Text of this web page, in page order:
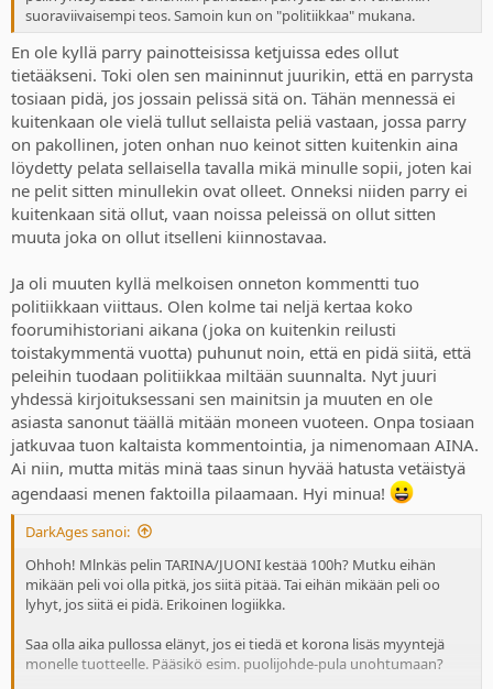
suoraviivaisempi teos. Samoin kun on "politiikkaa" mukana.
En ole kyllä parry painotteisissa ketjuissa edes ollut
tietääkseni. Toki olen sen maininnut juurikin, että en parrysta
tosiaan pidä, jos jossain pelissä sitä on. Tähän mennessä ei
kuitenkaan ole vielä tullut sellaista peliä vastaan, jossa parry
on pakollinen, joten onhan nuo keinot sitten kuitenkin aina
löydetty pelata sellaisella tavalla mikä minulle sopii, joten kai
ne pelit sitten minullekin ovat olleet. Onneksi niiden parry ei
kuitenkaan sitä ollut, vaan noissa peleissä on ollut sitten
muuta joka on ollut itselleni kiinnostavaa.
Ja oli muuten kyllä melkoisen onneton kommentti tuo
politiikkaan viittaus. Olen kolme tai neljä kertaa koko
foorumihistoriani aikana (joka on kuitenkin reilusti
toistakymmentä vuotta) puhunut noin, että en pidä siitä, että
peleihin tuodaan politiikkaa miltään suunnalta. Nyt juuri
yhdessä kirjoituksessani sen mainitsin ja muuten en ole
asiasta sanonut täällä mitään moneen vuoteen. Onpa tosiaan
jatkuvaa tuon kaltaista kommentointia, ja nimenomaan AINA.
Ai niin, mutta mitäs minä taas sinun hyvää hatusta vetäistyä
agendaasi menen faktoilla pilaamaan. Hyi minua!
DarkAges sanoi:
Ohhoh! Mlnkäs pelin TARINA/JUONI kestää 100h? Mutku eihän
mikään peli voi olla pitkä, jos siitä pitää. Tai eihän mikään peli oo
lyhyt, jos siitä ei pidä. Erikoinen logiikka.
Saa olla aika pullossa elänyt, jos ei tiedä et korona lisäs myyntejä
monelle tuotteelle. Pääsikö esim. puolijohde-pula unohtumaan?